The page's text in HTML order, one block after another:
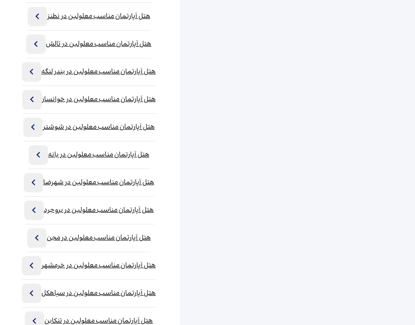
هتل آپارتمان مناسب معلولین در نطنز
هتل آپارتمان مناسب معلولین در تالش
هتل آپارتمان مناسب معلولین در بندر لنگه
هتل آپارتمان مناسب معلولین در خوانسار
هتل آپارتمان مناسب معلولین در شوشتر
هتل آپارتمان مناسب معلولین در بانه
هتل آپارتمان مناسب معلولین در شهرضا
هتل آپارتمان مناسب معلولین در بروجرد
هتل آپارتمان مناسب معلولین در مجن
هتل آپارتمان مناسب معلولین در خرمشهر
هتل آپارتمان مناسب معلولین در سیاهکل
هتل آپارتمان مناسب معلولین در تنکابن